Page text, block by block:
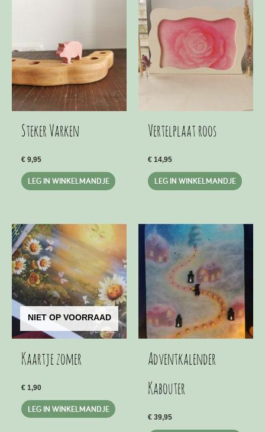
Steker Varken
€ 9,95
LEG IN WINKELMANDJE
Vertelplaat roos
€ 14,95
LEG IN WINKELMANDJE
NIET OP VOORRAAD
Kaartje zomer
€ 1,90
LEG IN WINKELMANDJE
Adventkalender
Kabouter
€ 39,95